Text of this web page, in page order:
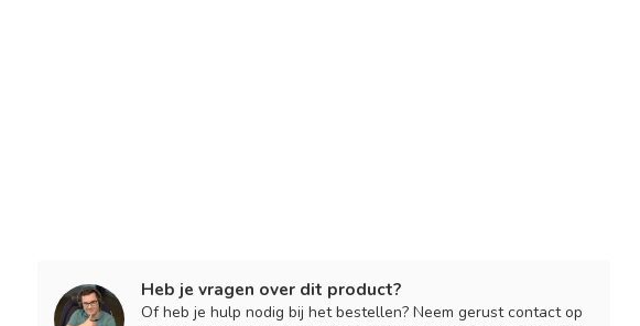
Heb je vragen over dit product?
Of heb je hulp nodig bij het bestellen? Neem gerust contact op